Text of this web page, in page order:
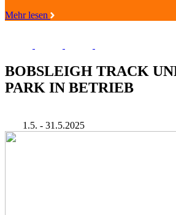
Mehr lesen
BOBSLEIGH TRACK
PARK IN BETRIEB
1.5. - 31.5.2025